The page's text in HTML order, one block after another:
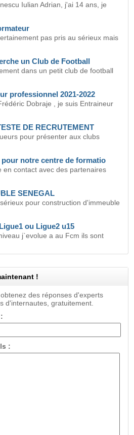
Iulian Adrian, j'ai 14 ans, je
pas pris au sérieux mais
un Club de Football
dans un petit club de football
professionnel 2021-2022
Dobraje , je suis Entraineur
DE RECRUTEMENT
pour présenter aux clubs
notre centre de formatio
en contact avec des partenaires
SENEGAL
pour construction d'immeuble
ou Ligue2 u15
j`evolue a au Fcm ils sont
!
des réponses d'experts
d'internautes, gratuitement.
: